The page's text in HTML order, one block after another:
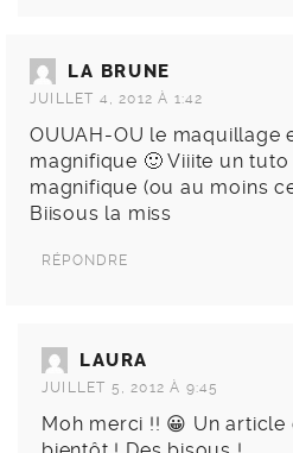
LA BRUNE
JUILLET 4, 2012 À 1:42
OUUAH-OU le maquillage
magnifique 🙂 Viiite un
magnifique (ou au moins
Biisous la miss
RÉPONDRE
LAURA
JUILLET 5, 2012 À 9:45
Moh merci !! 😀 Un